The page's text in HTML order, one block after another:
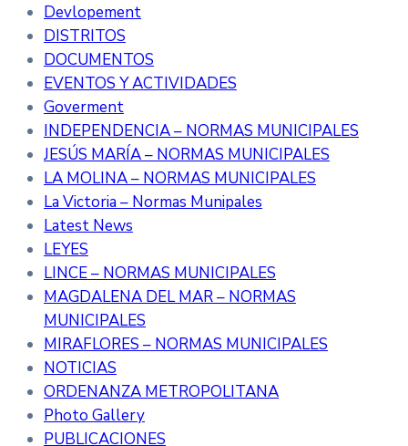
Devlopement
DISTRITOS
DOCUMENTOS
EVENTOS Y ACTIVIDADES
Goverment
INDEPENDENCIA – NORMAS MUNICIPALES
JESÚS MARÍA – NORMAS MUNICIPALES
LA MOLINA – NORMAS MUNICIPALES
La Victoria – Normas Munipales
Latest News
LEYES
LINCE – NORMAS MUNICIPALES
MAGDALENA DEL MAR – NORMAS
MUNICIPALES
MIRAFLORES – NORMAS MUNICIPALES
NOTICIAS
ORDENANZA METROPOLITANA
Photo Gallery
PUBLICACIONES